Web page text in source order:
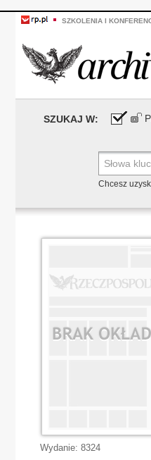
SZKOLENIA I
SZUKAJ W:
Chcesz
Wydanie: 8324